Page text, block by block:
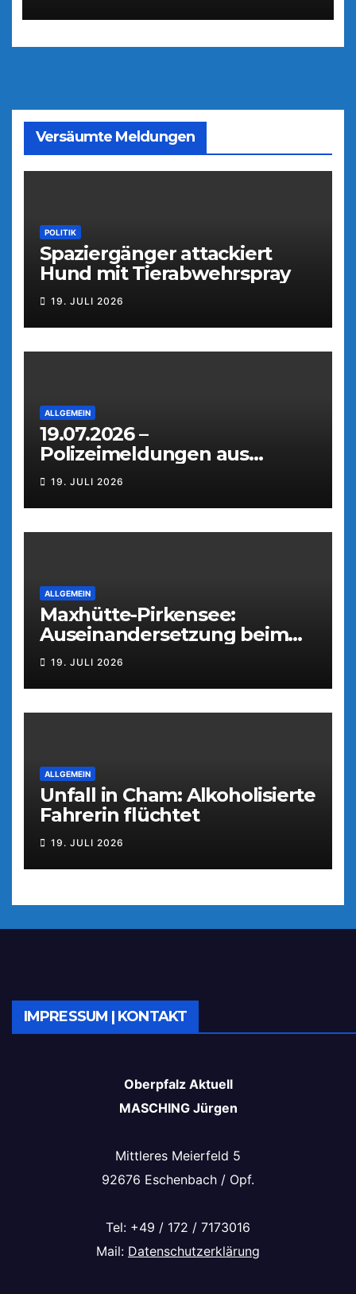
Versäumte Meldungen
POLITIK
Spaziergänger attackiert
Hund mit Tierabwehrspray
19. JULI 2026
ALLGEMEIN
19.07.2026 –
Polizeimeldungen aus
Weiden
19. JULI 2026
ALLGEMEIN
Maxhütte-Pirkensee:
Auseinandersetzung beim
Parkfest
19. JULI 2026
ALLGEMEIN
Unfall in Cham: Alkoholisierte
Fahrerin flüchtet
19. JULI 2026
IMPRESSUM | KONTAKT
Oberpfalz Aktuell
MASCHING Jürgen
Mittleres Meierfeld 5
92676 Eschenbach / Opf.
Tel: +49 / 172 / 7173016
Mail: Datenschutzerklärung